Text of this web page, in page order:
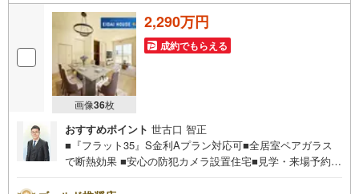
画像36枚
2,290万円
成約でもらえる
おすすめポイント 世古口 智正
■『フラット35』S金利Aプラン対応可■全居室ペアガラス
で断熱効果 ■安心の防犯カメラ設置住宅■見学・来場予約で